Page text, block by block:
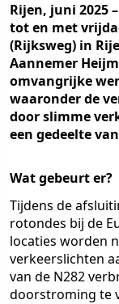
Rijen, juni 2025
tot en met
(Rijksweg) in
Aannemer
omvangrijke
waaronder de
door slimme
een gedeelte
Wat gebeurt er?
Tijdens de
rotondes bij de
locaties worden
verkeerslichten
van de N282
doorstroming te